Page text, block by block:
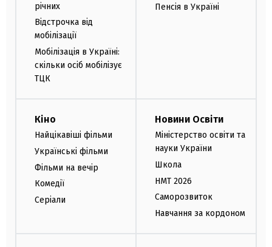
річних
Відстрочка від
мобілізації
Мобілізація в Україні:
скільки осіб мобілізує
ТЦК
Пенсія в Україні
Кіно
Найцікавіші фільми
Українські фільми
Фільми на вечір
Комедії
Серіали
Новини Освіти
Міністерство освіти та
науки України
Школа
НМТ 2026
Саморозвиток
Навчання за кордоном